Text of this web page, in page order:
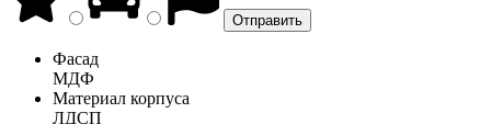
Фасад
МДФ
Материал корпуса
ЛДСП